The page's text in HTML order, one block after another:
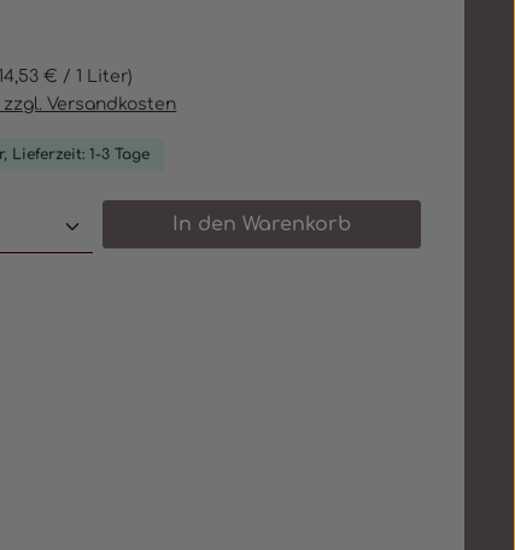
€ / 1 Liter)
zzgl. Versandkosten
Lieferzeit: 1-3 Tage
Gib den gewünschten
In den Warenkorb